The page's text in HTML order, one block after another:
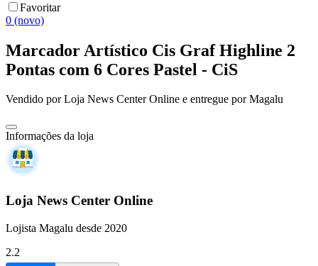
Favoritar
0 (novo)
Marcador Artístico Cis Graf Highline 2
Pontas com 6 Cores Pastel - CiS
Vendido porLoja News Center Online e entregue por Magalu
Informações da loja
Loja News Center Online
Lojista Magalu desde 2020
2.2